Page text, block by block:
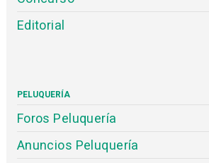
Editorial
PELUQUERÍA
Foros Peluquería
Anuncios Peluquería